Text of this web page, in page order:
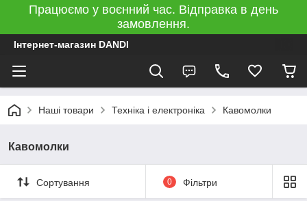
Працюємо у воєнний час. Відправка в день
замовлення.
Інтернет-магазин DANDI
Наші товари Техніка і електроніка Кавомолки
Кавомолки
Сортування 0 Фільтри